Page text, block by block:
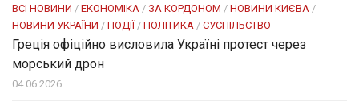
ВСІ НОВИНИ / ЕКОНОМІКА / ЗА КОРДОНОМ / НОВИНИ КИЄВА /
НОВИНИ УКРАЇНИ / ПОДІЇ / ПОЛІТИКА / СУСПІЛЬСТВО
Греція офіційно висловила Україні протест через
морський дрон
04.06.2026